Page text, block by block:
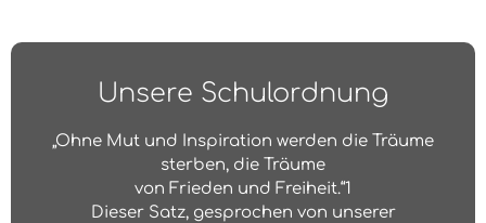
Unsere Schulordnung
„Ohne Mut und Inspiration werden die Träume
sterben, die Träume
von Frieden und Freiheit.“1
Dieser Satz, gesprochen von unserer